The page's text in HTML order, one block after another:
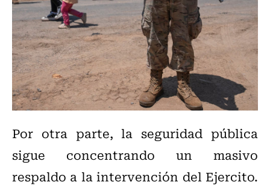
Por otra parte, la seguridad pública
sigue concentrando un masivo
respaldo a la intervención del Ejercito.